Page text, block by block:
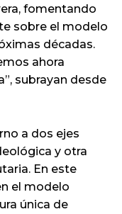
fomentando
sobre el modelo
décadas.
ahora
subrayan desde
a dos ejes
y otra
En este
el modelo
única de